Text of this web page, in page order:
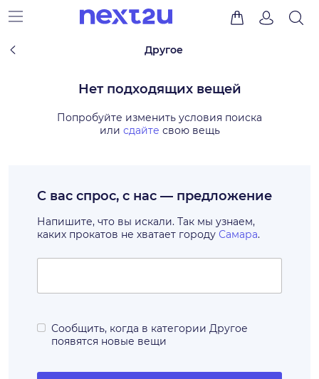
Другое
Нет подходящих вещей
Попробуйте изменить условия поиска
или сдайте свою вещь
С вас спрос, с нас — предложение
Напишите, что вы искали. Так мы узнаем,
каких прокатов не хватает городу Самара.
Сообщить, когда в категории Другое
появятся новые вещи